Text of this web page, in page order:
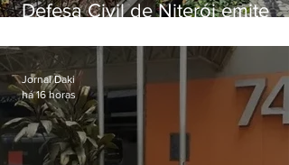
Defesa Civil de Niterói emite
sexta-feira (07)
Jornal Daki
há 16 horas